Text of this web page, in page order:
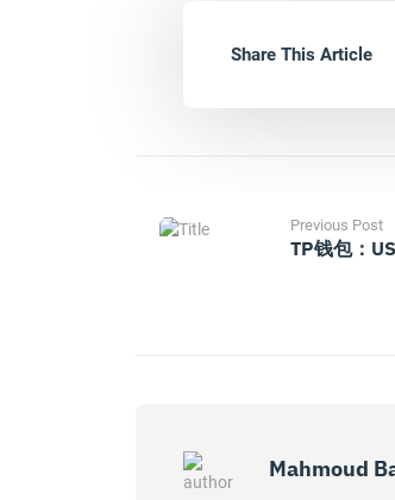
Share This Article
Previous Post
TP钱包：
Mahmoud